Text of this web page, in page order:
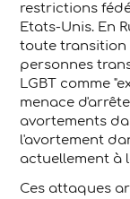
restrictions
Etats-Unis. En
toute transition
personnes
LGBT comme
menace
avortements
l'avortement
actuellement à
Ces attaques